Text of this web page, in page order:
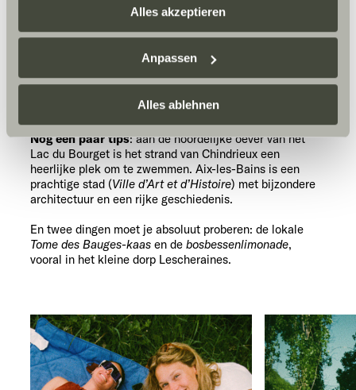
zusammenführen. Weitere Informationen finden Sie hier:
Datenschutzerklärung
einzelne Cookies/Dienste in den Einstellungen aus,
erteilen Sie uns Ihre Einwilligung zur Verarbeitung Ihrer
Daten zu den genannten Zwecken. Die Einwilligung ist
freiwillig, für den Besuch der Website nicht erforderlich
und kann jederzeit über die Einstellungen widerrufen
werden. Klicken Sie auf Ablehnen, werden nur die
notwendigen Cookies auf der Webseite gesetzt, die für
den störungsfreien Betrieb der Webseite und die
Alles akzeptieren
Anpassen
Alles ablehnen
Smaken van de regio:
meren en bergen, kaas en
Wat deze regio zo bijzonder maakt, is de combinatie van
plekjes en het gevoel van rust dat overal aanwezig is.
Nog een paar tips: aan de noordelijke oever van het
Lac du Bourget is het strand van Chindrieux een
heerlijke plek om te zwemmen. Aix-les-Bains is een
prachtige stad (Ville d’Art et d’Histoire) met bijzondere
architectuur en een rijke geschiedenis.
En twee dingen moet je absoluut proberen: de lokale
Tome des Bauges-kaas en de bosbessenlimonade,
vooral in het kleine dorp Lescheraines.